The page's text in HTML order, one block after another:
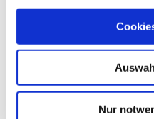
Nur
Dauer